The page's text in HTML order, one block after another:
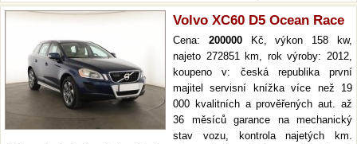
Volvo XC60 D5 Ocean Race
Cena: 200000Kč, výkon 158 kw,
najeto 272851 km, rok výroby: 2012,
koupeno v: česká republika první
majitel servisní knížka více než 19
000 kvalitních a prověřených aut. až
36 měsíců garance na mechanický
stav vozu, kontrola najetých km.